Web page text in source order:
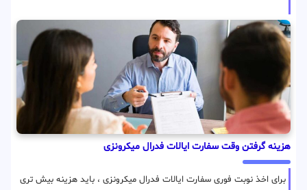
هزینه گرفتن وقت سفارت ایالات فدرال میکرونزی
برای اخذ نوبت فوری سفارت ایالات فدرال میکرونزی ، باید هزینه بیش تری